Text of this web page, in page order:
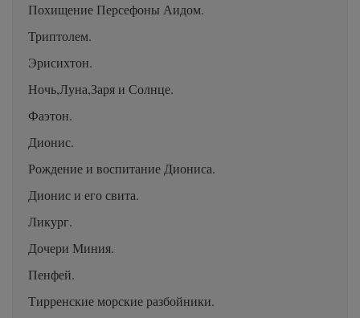
Похищение Персефоны Аидом.
Триптолем.
Эрисихтон.
Ночь,Луна,Заря и Солнце.
Фаэтон.
Дионис.
Рождение и воспитание Диониса.
Дионис и его свита.
Ликург.
Дочери Миния.
Пенфей.
Тирренские морские разбойники.